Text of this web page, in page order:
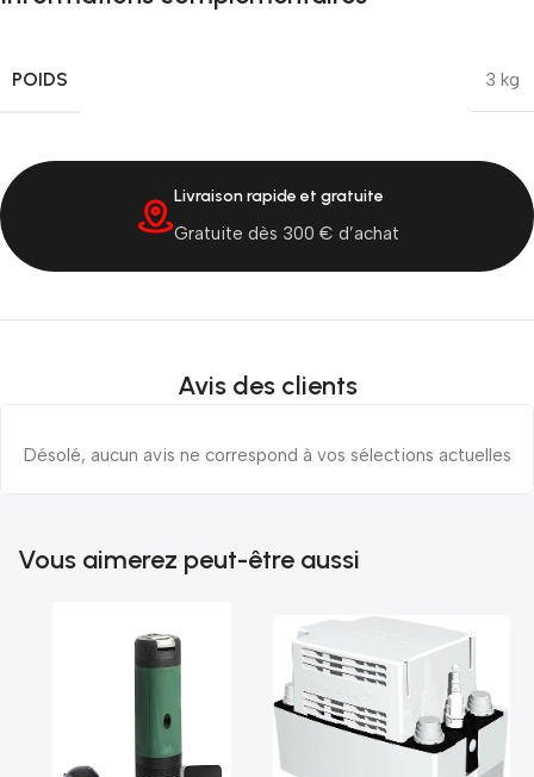
POIDS 3 kg
Livraison rapide et gratuite
Gratuite dès 300 € d’achat
Avis des clients
Désolé, aucun avis ne correspond à vos sélections actuelles
Vous aimerez peut-être aussi